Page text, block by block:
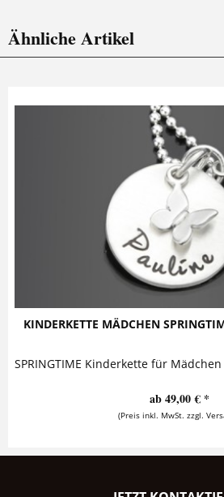
Ähnliche Artikel
KINDERKETTE MÄDCHEN
ab 49,00 € *
(Preis inkl. MwSt. zzgl.